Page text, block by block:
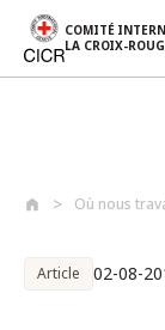
COMITÉ
LA CROIX-
Où nous
Article 02-08-